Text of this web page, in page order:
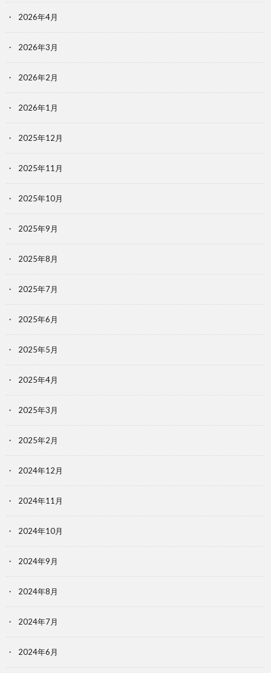
2026年4月
2026年3月
2026年2月
2026年1月
2025年12月
2025年11月
2025年10月
2025年9月
2025年8月
2025年7月
2025年6月
2025年5月
2025年4月
2025年3月
2025年2月
2024年12月
2024年11月
2024年10月
2024年9月
2024年8月
2024年7月
2024年6月